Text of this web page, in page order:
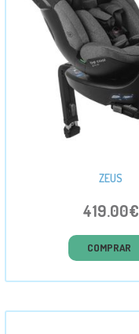
ZEUS
419.00€
COMPRAR